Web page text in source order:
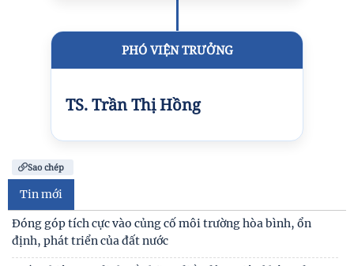
PHÓ VIỆN TRƯỞNG
TS. Trần Thị Hồng
Sao chép
Tin mới
Đóng góp tích cực vào củng cố môi trường hòa bình, ổn
định, phát triển của đất nước